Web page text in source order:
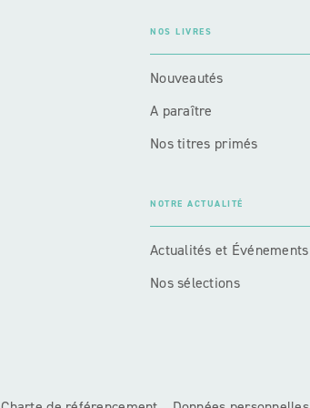
NOS LIVRES
Nouveautés
A paraître
Nos titres primés
NOTRE ACTUALITÉ
Actualités et Événements
Nos sélections